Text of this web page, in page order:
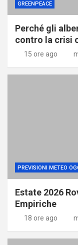
GREENPEACE
Perché gli
contro la crisi
15 ore ago
PREVISIONI METEO
Estate 2026
Empiriche
18 ore ago